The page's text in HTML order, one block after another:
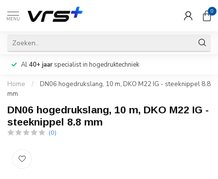
MENU
0
Al 40+ jaarspecialist in hogedruktechniek
Home /
DN06 hogedrukslang, 10 m, DKO M22 IG - steeknippel 8.8
mm
DN06 hogedrukslang, 10 m, DKO M22 IG -
steeknippel 8.8 mm
(0)